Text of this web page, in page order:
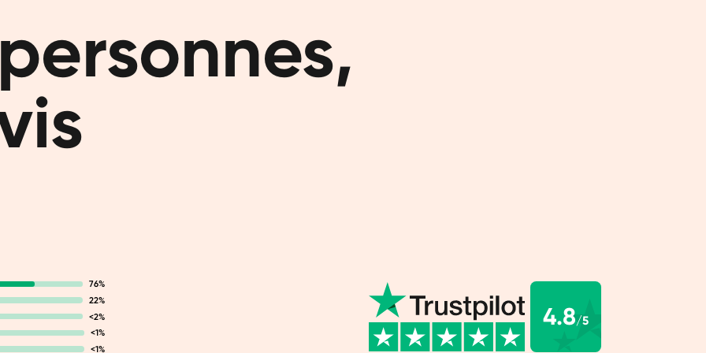
Vous cherchez un petit-déjeuner complet prêt en un rien
de temps ? Notre shake pour le petit-déjeuner est
composé d'ingrédients héroïques à base de plantes. De
76%
22%
<2%
<1%
<1%
4.8/5